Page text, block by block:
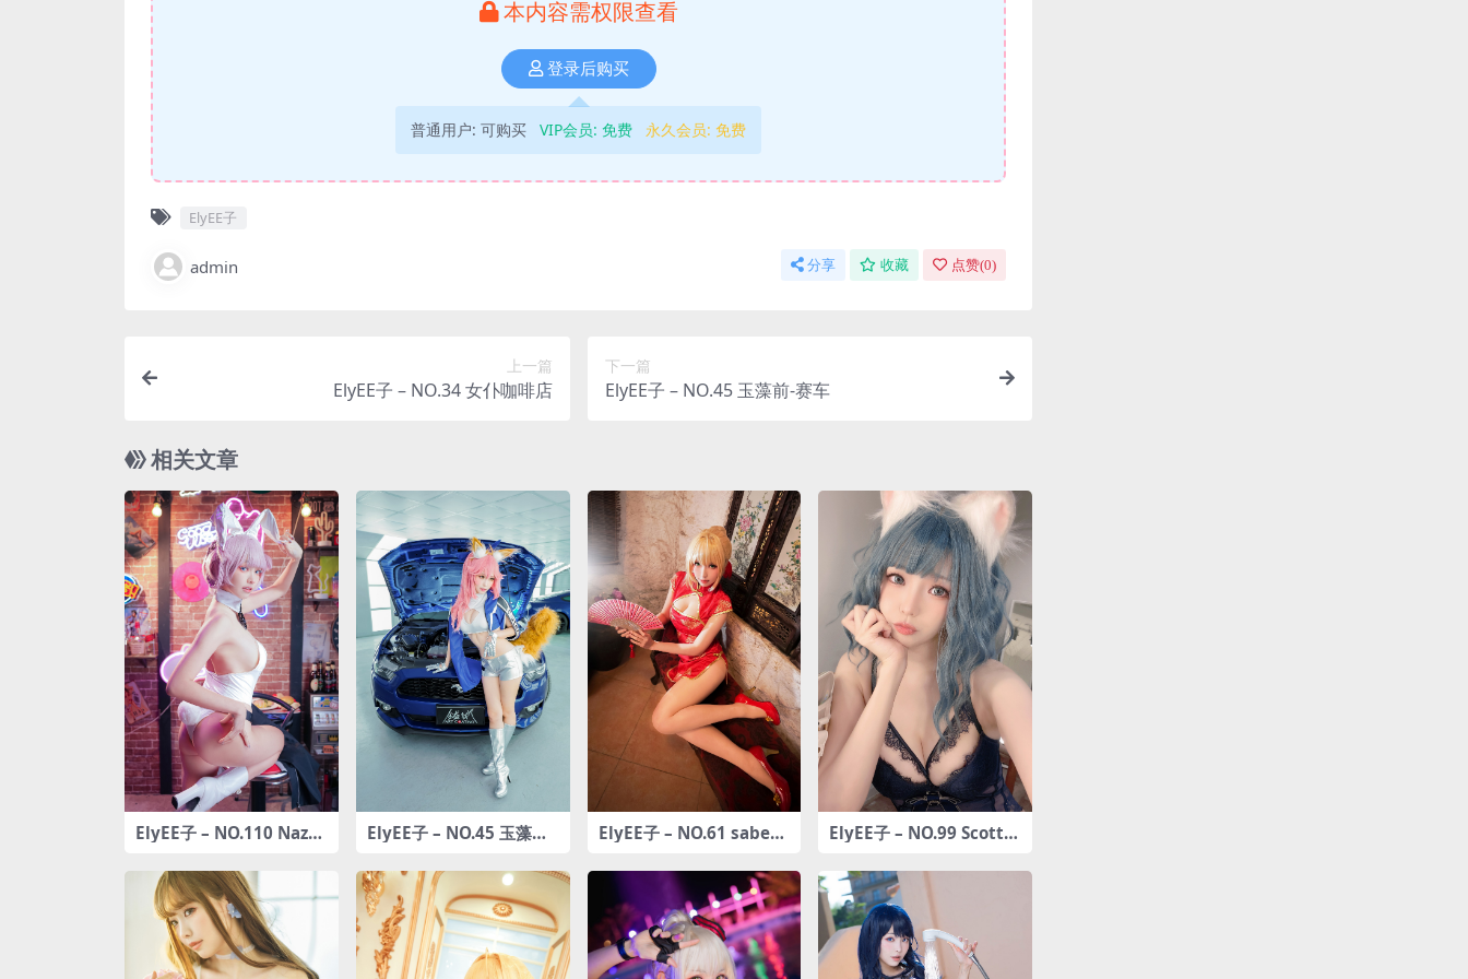
本内容需权限查看
登录后购买
普通用户: 可购买 VIP会员: 免费 永久会员: 免费
ElyEE子
admin 分享 收藏 点赞(0)
上一篇
ElyEE子 – NO.34 女仆咖啡店
下一篇
ElyEE子 – NO.45 玉藻前-赛车
相关文章
ElyEE子 – NO.110 Nazu
P-116MB]
ElyEE子 – NO.45 玉藻前-
ElyEE子 – NO.61 saber-
ElyEE子 – NO.99 Scottis
女人形[60P-208MB]